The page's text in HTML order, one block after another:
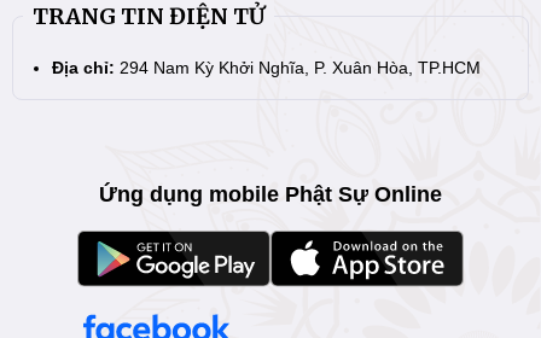
TRANG TIN ĐIỆN TỬ
Địa chỉ: 294 Nam Kỳ Khởi Nghĩa, P. Xuân Hòa, TP.HCM
Ứng dụng mobile Phật Sự Online